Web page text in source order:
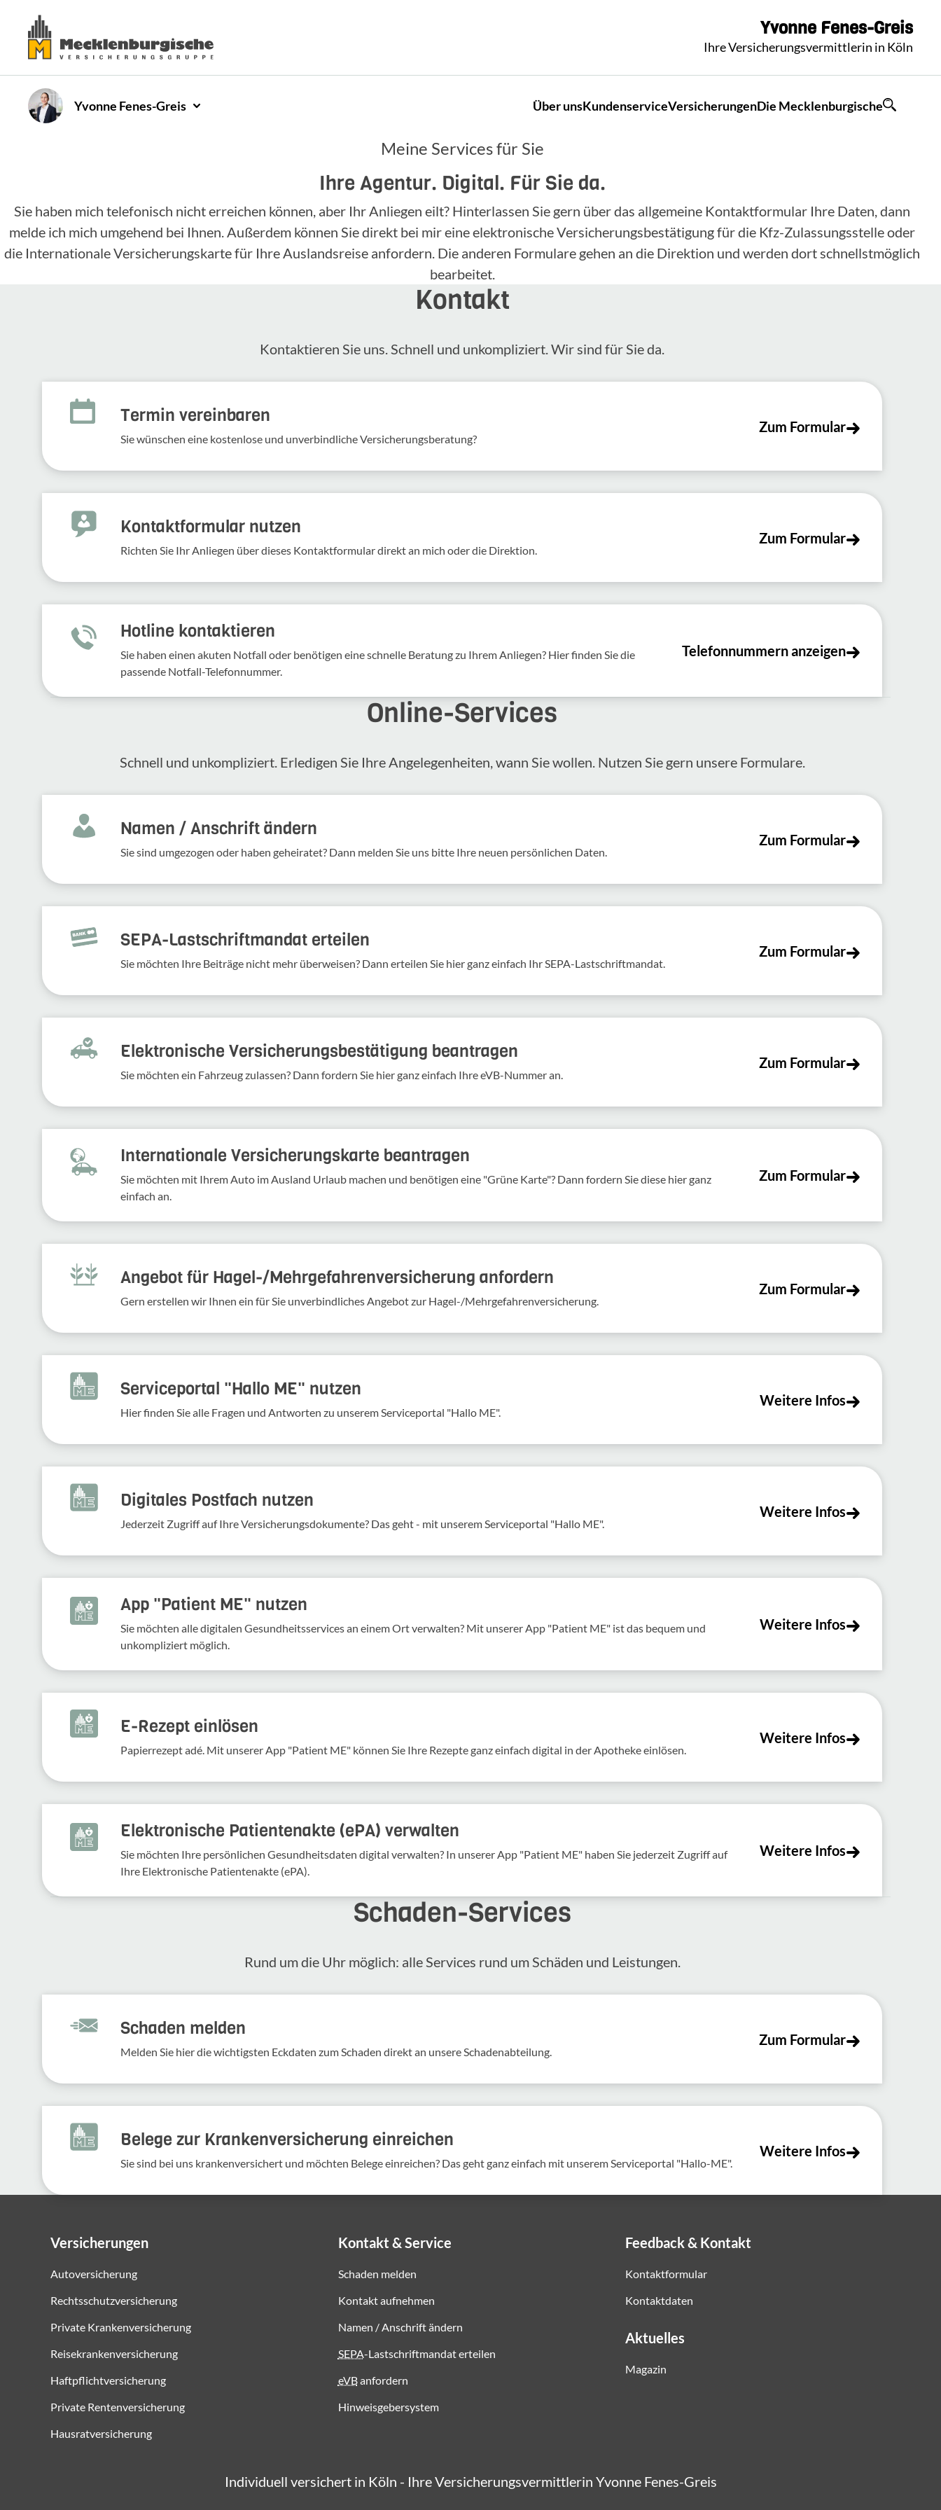
Yvonne Fenes-Greis
Ihre Versicherungsvermittlerin in Köln
Yvonne Fenes-Greis Über unsKundenserviceVersicherungenDie Mecklenburgische
Meine Services für Sie
Ihre Agentur. Digital. Für Sie da.
Sie haben mich telefonisch nicht erreichen können, aber Ihr Anliegen eilt? Hinterlassen Sie gern über das allgemeine Kontaktformular Ihre Daten, dann
melde ich mich umgehend bei Ihnen. Außerdem können Sie direkt bei mir eine elektronische Versicherungsbestätigung für die Kfz-Zulassungsstelle oder
die Internationale Versicherungskarte für Ihre Auslandsreise anfordern. Die anderen Formulare gehen an die Direktion und werden dort schnellstmöglich
bearbeitet.
Kontakt
Kontak­tieren Sie uns. Schnell und unkom­pli­ziert. Wir sind für Sie da.
Termin vereinbaren
Sie wünschen eine kostenlose und unverbindliche Versicherungsberatung?
Zum Formular
Kontakt­for­mular nutzen
Richten Sie Ihr Anliegen über dieses Kontakt­for­mular direkt an mich oder die Direk­tion.
Zum Formular
Hotline kontaktieren
Sie haben einen akuten Notfall oder benötigen eine schnelle Beratung zu Ihrem Anliegen? Hier finden Sie die
passende Notfall-Telefonnummer.
Telefonnummern anzeigen
Online-​Services
Schnell und unkompliziert. Erledigen Sie Ihre Angelegenheiten, wann Sie wollen. Nutzen Sie gern unsere Formulare.
Namen / Anschrift ändern
Sie sind umgezogen oder haben geheiratet? Dann melden Sie uns bitte Ihre neuen persönlichen Daten.
Zum Formular
SEPA-Lastschriftmandat erteilen
Sie möchten Ihre Beiträge nicht mehr überweisen? Dann erteilen Sie hier ganz einfach Ihr SEPA-Lastschriftmandat.
Zum Formular
Elek­tro­ni­sche Versi­che­rungs­be­stä­ti­gung bean­tragen
Sie möchten ein Fahr­zeug zulassen? Dann fordern Sie hier ganz einfach Ihre eVB-​Nummer an.
Zum Formular
Inter­na­tio­nale Versi­che­rungs­karte bean­tragen
Sie möchten mit Ihrem Auto im Ausland Urlaub machen und benö­tigen eine "Grüne Karte"? Dann fordern Sie diese hier ganz
einfach an.
Zum Formular
Angebot für Hagel-­/Mehrgefahren­versicherung anfordern
Gern erstellen wir Ihnen ein für Sie unverbindliches Angebot zur Hagel-/Mehrgefahrenversicherung.
Zum Formular
Serviceportal "Hallo ME" nutzen
Hier finden Sie alle Fragen und Antworten zu unserem Serviceportal "Hallo ME".
Weitere Infos
Digitales Postfach nutzen
Jederzeit Zugriff auf Ihre Versicherungsdokumente? Das geht - mit unserem Serviceportal "Hallo ME".
Weitere Infos
App "Patient ME" nutzen
Sie möchten alle digitalen Gesundheitsservices an einem Ort verwalten? Mit unserer App "Patient ME" ist das bequem und
unkompliziert möglich.
Weitere Infos
E-Rezept einlösen
Papierrezept adé. Mit unserer App "Patient ME" können Sie Ihre Rezepte ganz einfach digital in der Apotheke einlösen.
Weitere Infos
Elektronische Patientenakte (ePA) verwalten
Sie möchten Ihre persönlichen Gesundheitsdaten digital verwalten? In unserer App "Patient ME" haben Sie jederzeit Zugriff auf
Ihre Elektronische Patientenakte (ePA).
Weitere Infos
Schaden-​Services
Rund um die Uhr möglich: alle Services rund um Schäden und Leis­tungen.
Schaden melden
Melden Sie hier die wich­tigsten Eckdaten zum Schaden direkt an unsere Scha­den­ab­tei­lung.
Zum Formular
Belege zur Krankenversicherung einreichen
Sie sind bei uns krankenversichert und möchten Belege einreichen? Das geht ganz einfach mit unserem Serviceportal "Hallo-ME".
Weitere Infos
Versicherungen
Autoversicherung
Rechtsschutzversicherung
Private Krankenversicherung
Reisekrankenversicherung
Haftpflichtversicherung
Private Rentenversicherung
Hausratversicherung
Kontakt & Service
Schaden melden
Kontakt aufnehmen
Namen / Anschrift ändern
SEPA-Lastschriftmandat erteilen
eVBanfordern
Hinweisgebersystem
Feedback & Kontakt
Kontaktformular
Kontaktdaten
Aktuelles
Magazin
Individuell versichert in Köln - Ihre Versicherungsvermittlerin Yvonne Fenes-Greis